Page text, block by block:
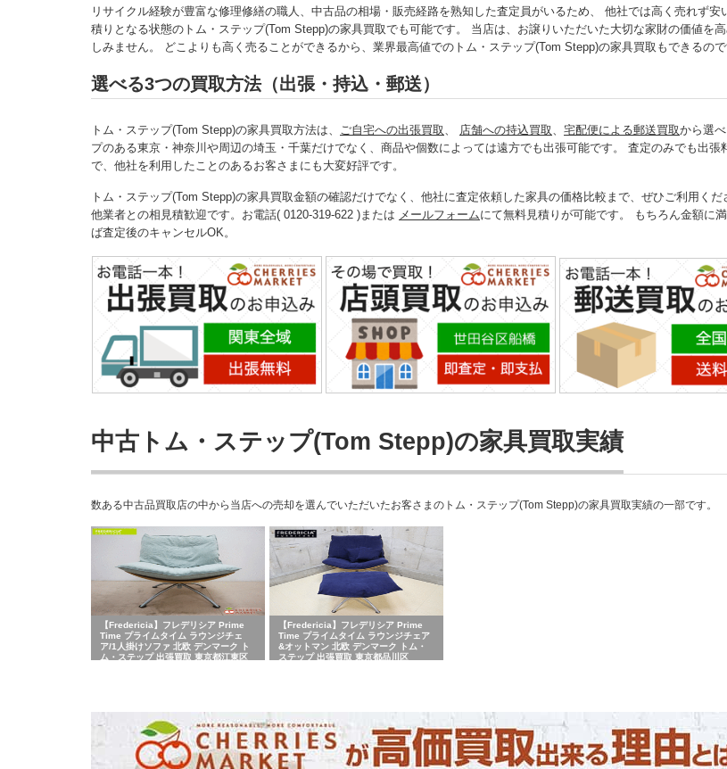
リサイクル経験が豊富な修理修繕の職人、中古品の相場・販売経路を熟知した査定員がいるため、 他社では高く売れず安
積りとなる状態のトム・ステップ(Tom Stepp)の家具買取でも可能です。 当店は、お譲りいただいた大切な家財の価値を
しみません。 どこよりも高く売ることができるから、業界最高値でのトム・ステップ(Tom Stepp)の家具買取もできるので
選べる3つの買取方法（出張・持込・郵送）
トム・ステップ(Tom Stepp)の家具買取方法は、 ご自宅への出張買取 、 店舗への持込買取 、 宅配便による郵送買取から選
プのある東京・神奈川や周辺の埼玉・千葉だけでなく、商品や個数によっては遠方でも出張可能です。 査定のみでも出張
で、他社を利用したことのあるお客さまにも大変好評です。
トム・ステップ(Tom Stepp)の家具買取金額の確認だけでなく、他社に査定依頼した家具の価格比較まで、ぜひご利用くだ
他業者との相見積歓迎です。お電話( 0120-319-622 )または メールフォームにて無料見積りが可能です。 もちろん金額に
ば査定後のキャンセルOK。
中古トム・ステップ(Tom Stepp)の家具買取実績
数ある中古品買取店の中から当店への売却を選んでいただいたお客さまのトム・ステップ(Tom Stepp)の家具買取実績の一部です。
【Fredericia】フレデリシア Prime
Time プライムタイム ラウンジチェ
ア/1人掛けソファ 北欧 デンマーク ト
ム・ステップ 出張買取 東京都江東区
【Fredericia】フレデリシア Prime
Time プライムタイム ラウンジチェア
&オットマン 北欧 デンマーク トム・
ステップ 出張買取 東京都品川区